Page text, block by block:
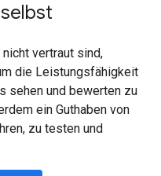
vertraut sind,
die Leistungsfähigkeit
sehen und bewerten zu
ein Guthaben von
zu testen und